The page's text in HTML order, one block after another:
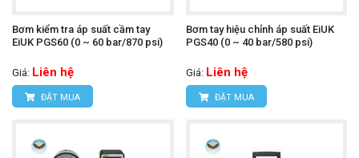
Bơm kiểm tra áp suất cầm tay
EiUK PGS60 (0 ~ 60 bar/870 psi)
Giá: Liên hệ
ĐẶT MUA
Bơm tay hiệu chỉnh áp suất EiUK
PGS40 (0 ~ 40 bar/580 psi)
Giá: Liên hệ
ĐẶT MUA